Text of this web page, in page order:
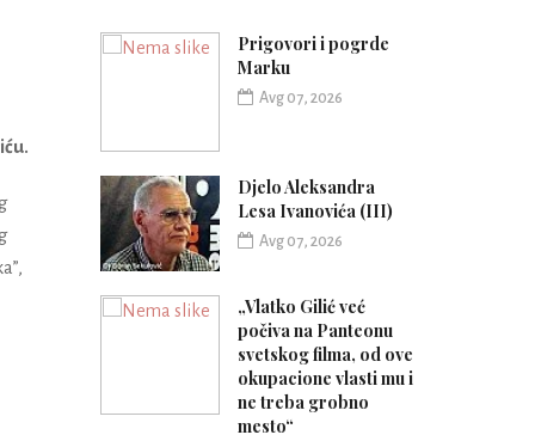
Prigovori i pogrde
Marku
Avg 07, 2026
Djelo Aleksandra
Lesa Ivanovića (III)
Avg 07, 2026
„Vlatko Gilić već
počiva na Panteonu
svetskog filma, od ove
okupacione vlasti mu i
ne treba grobno
mesto“